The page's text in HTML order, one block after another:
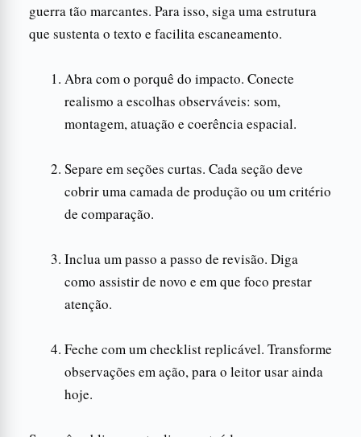
guerra tão marcantes. Para isso, siga uma estrutura
que sustenta o texto e facilita escaneamento.
Abra com o porquê do impacto. Conecte
realismo a escolhas observáveis: som,
montagem, atuação e coerência espacial.
Separe em seções curtas. Cada seção deve
cobrir uma camada de produção ou um critério
de comparação.
Inclua um passo a passo de revisão. Diga
como assistir de novo e em que foco prestar
atenção.
Feche com um checklist replicável. Transforme
observações em ação, para o leitor usar ainda
hoje.